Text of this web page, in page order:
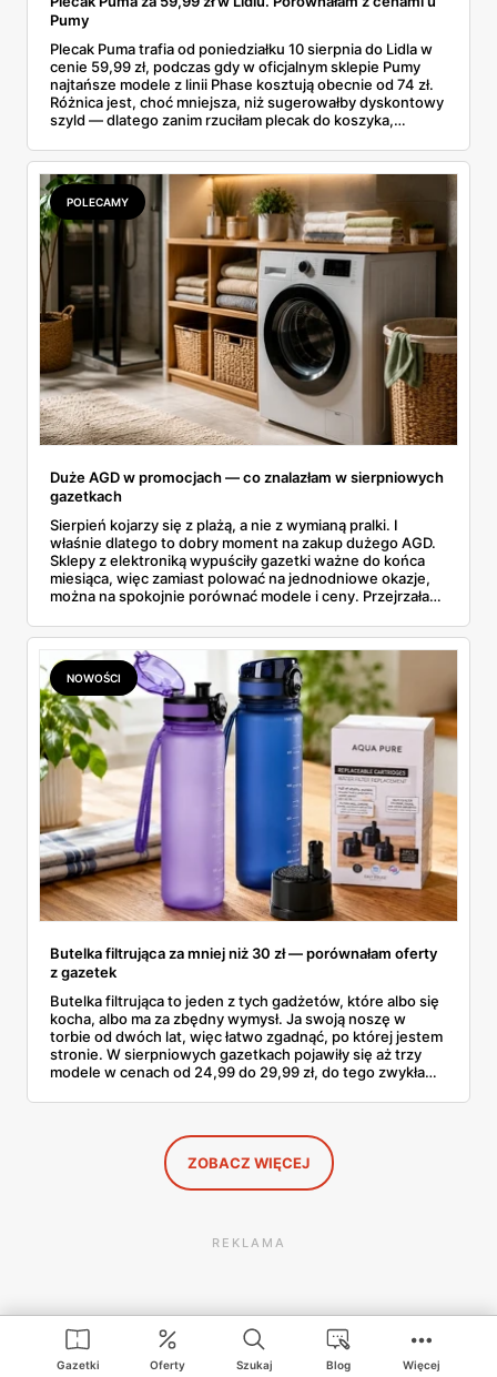
Gazetki Oferty Szukaj Blog Więcej
Pumy
Plecak Puma trafia od poniedziałku 10 sierpnia do Lidla w
cenie 59,99 zł, podczas gdy w oficjalnym sklepie Pumy
najtańsze modele z linii Phase kosztują obecnie od 74 zł.
Różnica jest, choć mniejsza, niż sugerowałby dyskontowy
szyld — dlatego zanim rzuciłam plecak do koszyka,
rozpiska: co dokładnie sprzedaje Lidl, ile kosztują
odpowiedniki u producenta i komu ten zakup naprawdę
się opłaci.
POLECAMY
Duże AGD w promocjach — co znalazłam w sierpniowych
gazetkach
Sierpień kojarzy się z plażą, a nie z wymianą pralki. I
właśnie dlatego to dobry moment na zakup dużego AGD.
Sklepy z elektroniką wypuściły gazetki ważne do końca
miesiąca, więc zamiast polować na jednodniowe okazje,
można na spokojnie porównać modele i ceny. Przejrzałam
znalazłam, z cenami i terminami.
NOWOŚCI
Butelka filtrująca za mniej niż 30 zł — porównałam oferty
z gazetek
Butelka filtrująca to jeden z tych gadżetów, które albo się
kocha, albo ma za zbędny wymysł. Ja swoją noszę w
torbie od dwóch lat, więc łatwo zgadnąć, po której jestem
stronie. W sierpniowych gazetkach pojawiły się aż trzy
modele w cenach od 24,99 do 29,99 zł, do tego zwykła
wszystkie oferty i policzyłam, kiedy taki zakup faktycznie
ZOBACZ WIĘCEJ
REKLAMA